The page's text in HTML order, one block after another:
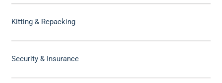
Kitting & Repacking
Security & Insurance